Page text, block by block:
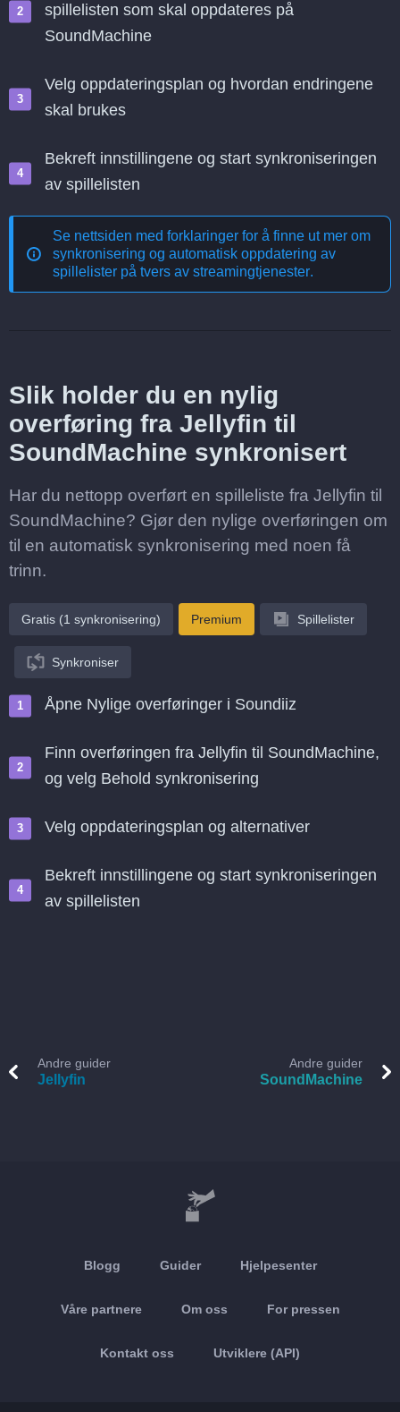
spillelisten som skal oppdateres på
SoundMachine
Velg oppdateringsplan og hvordan endringene
skal brukes
Bekreft innstillingene og start synkroniseringen
av spillelisten
Se nettsiden med forklaringer for å finne ut mer om
synkronisering og automatisk oppdatering av
spillelister på tvers av streamingtjenester.
Slik holder du en nylig
overføring fra Jellyfin til
SoundMachine synkronisert
Har du nettopp overført en spilleliste fra Jellyfin til
SoundMachine? Gjør den nylige overføringen om
til en automatisk synkronisering med noen få
trinn.
Gratis (1 synkronisering) Premium Spillelister
Synkroniser
Åpne Nylige overføringer i Soundiiz
Finn overføringen fra Jellyfin til SoundMachine,
og velg Behold synkronisering
Velg oppdateringsplan og alternativer
Bekreft innstillingene og start synkroniseringen
av spillelisten
Andre guider
Jellyfin
Andre guider
SoundMachine
Blogg Guider Hjelpesenter
Våre partnere Om oss For pressen
Kontakt oss Utviklere (API)